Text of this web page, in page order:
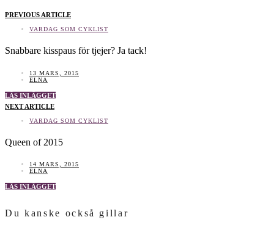
PREVIOUS ARTICLE
VARDAG SOM CYKLIST
Snabbare kisspaus för tjejer? Ja tack!
13 MARS, 2015
ELNA
LÄS INLÄGGET
NEXT ARTICLE
VARDAG SOM CYKLIST
Queen of 2015
14 MARS, 2015
ELNA
LÄS INLÄGGET
Du kanske också gillar